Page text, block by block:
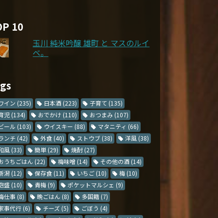
10
玉川 純米吟醸 雄町 と マスのルイ
ベ。
イン (235) 日本酒 (223) 子育て (135)
児 (134) おでかけ (110) おつまみ (107)
ール (103) ウイスキー (88) マタニティ (66)
ンチ (42) 外食 (40) ストウブ (38) 洋風 (38)
風 (33) 簡単 (29) 焼酎 (27)
うちごはん (22) 梅味噌 (14) その他の酒 (14)
潟 (12) 保存食 (11) いちご (10) 梅 (10)
盛 (10) 青梅 (9) ポケットマルシェ (9)
仕事 (8) 晩ごはん (8) 多国籍 (7)
事代行 (6) チーズ (5) ごぼう (4)